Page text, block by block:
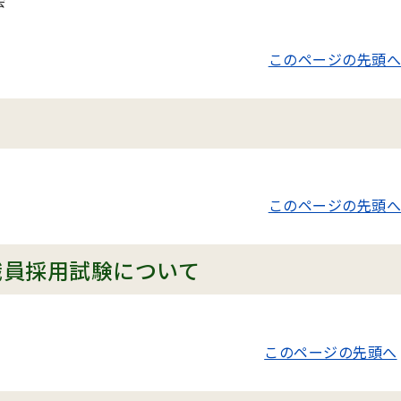
このページの先頭へ
このページの先頭へ
採用試験について
このページの先頭へ